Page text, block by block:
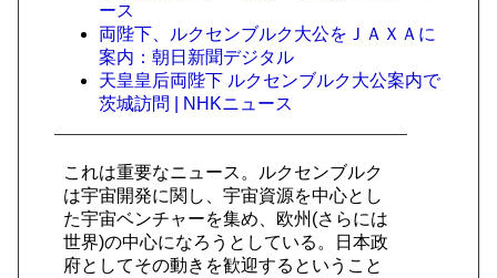
ース
両陛下、ルクセンブルク大公をＪＡＸＡに
案内：朝日新聞デジタル
天皇皇后両陛下 ルクセンブルク大公案内で
茨城訪問 | NHKニュース
これは重要なニュース。ルクセンブルク
は宇宙開発に関し、宇宙資源を中心とし
た宇宙ベンチャーを集め、欧州(さらには
世界)の中心になろうとしている。日本政
府としてその動きを歓迎するということ